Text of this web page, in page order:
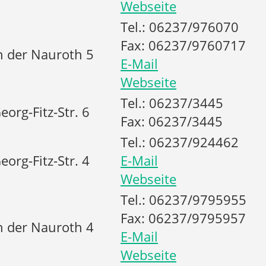
Webseite
der Nauroth 5
Tel.: 06237/976070
Fax: 06237/9760717
E-Mail
Webseite
Fitz-Str. 6
Tel.: 06237/3445
Fax: 06237/3445
Fitz-Str. 4
Tel.: 06237/924462
E-Mail
Webseite
der Nauroth 4
Tel.: 06237/9795955
Fax: 06237/9795957
E-Mail
Webseite